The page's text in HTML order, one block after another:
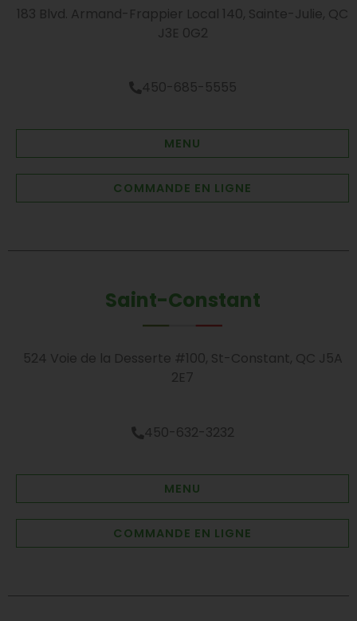
183 Blvd. Armand-Frappier Local 140, Sainte-Julie, QC
J3E 0G2
450-685-5555
MENU
COMMANDE EN LIGNE
Saint-Constant
524 Voie de la Desserte #100, St-Constant, QC J5A
2E7
450-632-3232
MENU
COMMANDE EN LIGNE